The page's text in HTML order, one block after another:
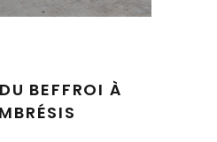
BEFFROI À